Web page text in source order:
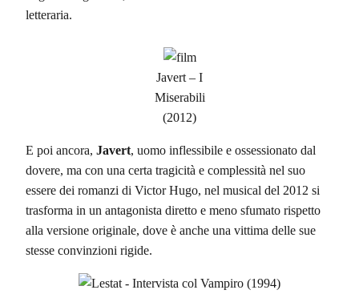
letteraria.
Javert – I
Miserabili
(2012)
E poi ancora, Javert, uomo inflessibile e ossessionato dal
dovere, ma con una certa tragicità e complessità nel suo
essere dei romanzi di Victor Hugo, nel musical del 2012 si
trasforma in un antagonista diretto e meno sfumato rispetto
alla versione originale, dove è anche una vittima delle sue
stesse convinzioni rigide.